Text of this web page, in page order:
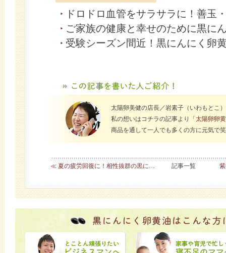
ドロドロ血管をサラサラに！善玉
ご家族の健康と幸せのために黒に
受験シーズン間近！黒にんにく卵
太陽卵美健の店長／岩素子（いわもとこ
私の想いはコチラの記事より
「太陽卵卵
商品を通して一人でも多くの方に元気で
≪ 夏の疲労回復に！相性抜群の黒に… 記事一覧